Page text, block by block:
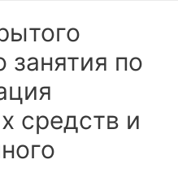
занятия по
средств и